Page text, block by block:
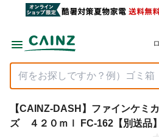
【CAINZ-DASH】ファインケミ
ズ ４２０ｍｌ FC-162【別送品】